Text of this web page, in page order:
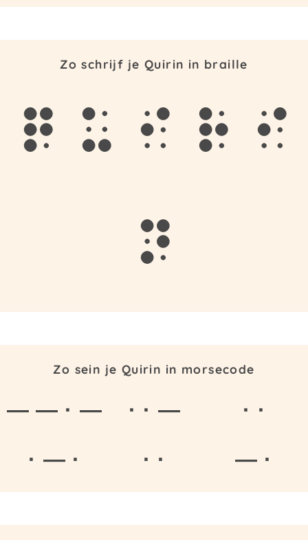
Zo schrijf je Quirin in braille
q u i r i
n
Zo sein je Quirin in morsecode
— — · — · · —
· ·
· — ·
· · — ·